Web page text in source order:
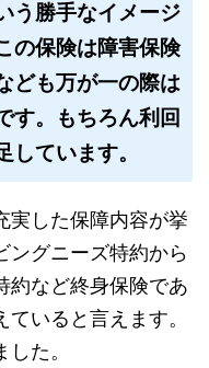
う勝手なイメージ
の保険は障害保険
ども万が一の際は
す。もちろん利回
しています。
実した保障内容が挙
ングニーズ特約から
約など終身保険であ
いると言えます。
た。